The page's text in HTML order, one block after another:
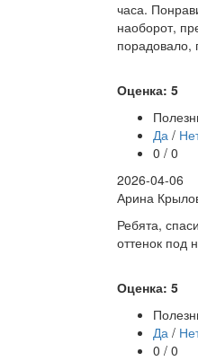
часа.
наоборот,
порадовало,
Оценка: 5
Да /
0 / 0
2026-04-06
Арина
Ребята,
оттенок под
Оценка: 5
Да /
0 / 0